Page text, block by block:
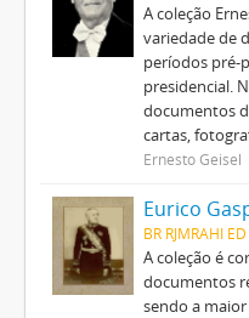
A coleção
variedade de
períodos pré-
presidencial.
documentos
cartas,
Ernesto Geisel
Eurico
BR RJMRAHI ED
A coleção é
documentos
sendo a